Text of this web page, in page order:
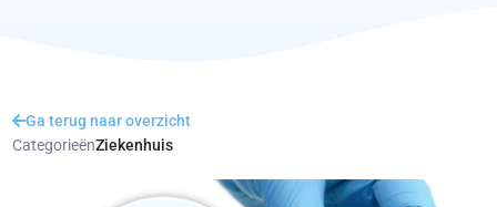
Ga terug naar overzicht
CategorieënZiekenhuis